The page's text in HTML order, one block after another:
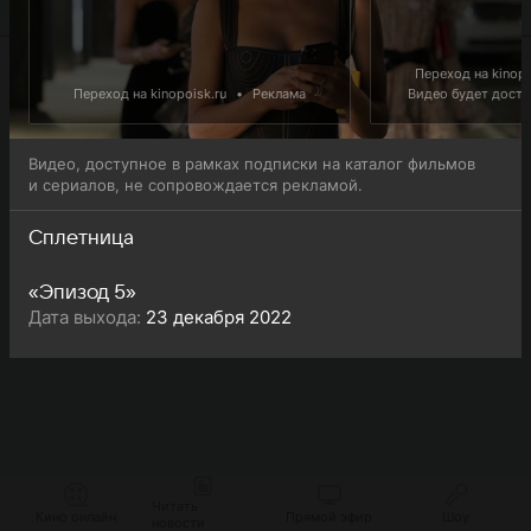
Переход на kinopoisk.ru • Реклама
Переход на
Видео будет
Видео, доступное в рамках подписки на каталог фильмов
и сериалов, не сопровождается рекламой.
Сплетница
«Эпизод 5»
Дата выхода: 23 декабря 2022